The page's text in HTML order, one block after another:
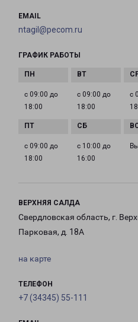
EMAIL
ntagil@pecom.ru
ГРАФИК РАБОТЫ
с 09:00 до
18:00
с 09:00 до
18:00
с
с 09:00 до
18:00
с 10:00 до
16:00
ВЕРХНЯЯ САЛДА
Свердловская область, г.
Парковая, д. 18А
на карте
ТЕЛЕФОН
+7 (34345) 55-111